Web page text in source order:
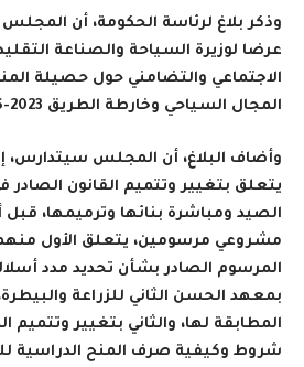
وذكر بلاغ لرئاسة الحكومة، أن
عرضا لوزيرة السياحة والصناعة
الاجتماعي والتضامني حول حصيلة
المجال السياحي وخارطة الطريق 2023-2026
وأضاف البلاغ، أن المجلس سيتدارس،
يتعلق بتغيير وتتميم القانون
الصيد ومباشرة بنائها وترميمها، قبل
مشروعي مرسومين، يتعلق الأول
المرسوم الصادر بشأن تحديد مدد
بمعهد الحسن الثاني للزراعة
المطابقة لها، والثاني بتغيير وتتميم
شروط وكيفية صرف المنح الدراسية